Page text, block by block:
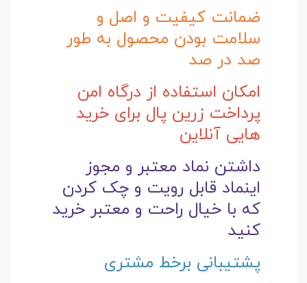
ضمانت کیفیت و اصل و
سلامت بودن محصول به طور
صد در صد
امکان استفاده از درگاه امن
پرداخت زرین پال برای خرید
هایی آنلاین
داشتن نماد معتبر و مجوز
اینماد قابل رویت و چک کردن
که با خیال راحت و معتبر خرید
کنید
پشتیبانی برخط مشتری